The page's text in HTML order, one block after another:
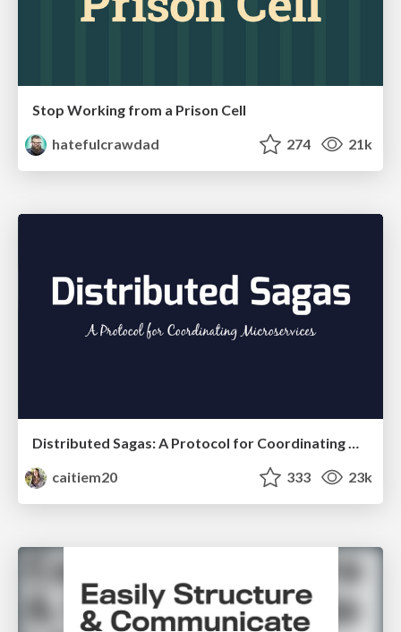
Stop Working from a Prison Cell
hatefulcrawdad
274 21k
Distributed Sagas: A Protocol for Coordinating Microservices
caitiem20
333 23k